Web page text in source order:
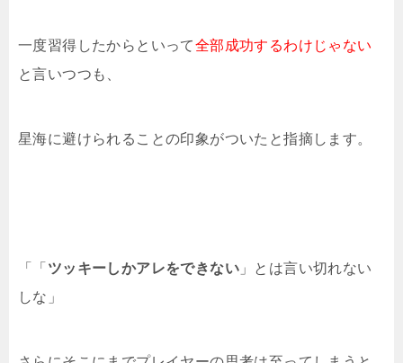
一度習得したからといって全部成功するわけじゃない
と言いつつも、
星海に避けられることの印象がついたと指摘します。
「「 ツッキーしかアレをできない 」とは言い切れない
しな」